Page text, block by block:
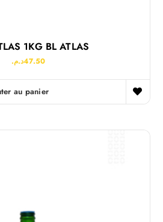
1KG BL ATLAS
47.50د.م.
au panier